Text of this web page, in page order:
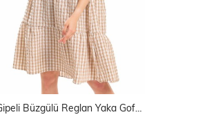
Gipeli Büzgülü Reglan Yaka Gofre Elbise | Elb33651